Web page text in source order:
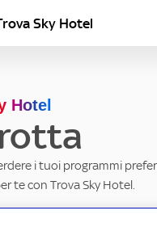
Sky Hotel
Hotel
i tuoi programmi
te con Trova Sky Hotel.